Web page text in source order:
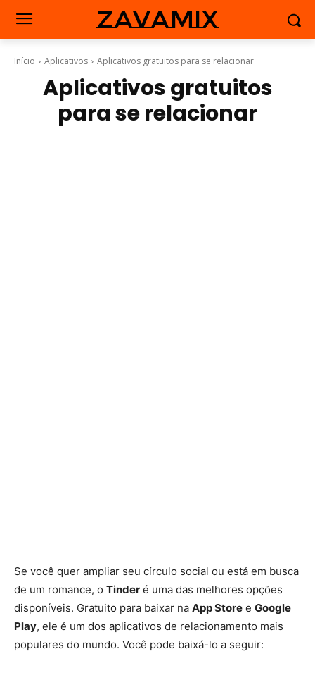
zavamix
Início Aplicativos Aplicativos gratuitos para se relacionar
Aplicativos gratuitos
para se relacionar
Se você quer ampliar seu círculo social ou está em busca
de um romance, o Tinder é uma das melhores opções
disponíveis. Gratuito para baixar na App Store e Google
Play, ele é um dos aplicativos de relacionamento mais
populares do mundo. Você pode baixá-lo a seguir: